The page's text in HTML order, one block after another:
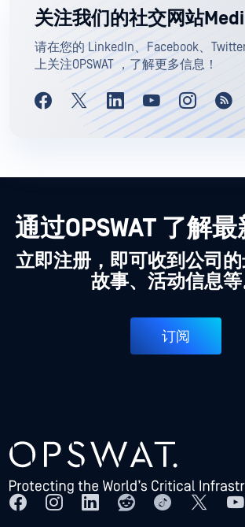
关注我们的社交网站
请在您的 LinkedIn、Facebook、
上关注OPSWAT ，了解更多信息！
通过OPSWAT 了解最
立即注册，即可收到公司的
故事、活动信息等
订阅